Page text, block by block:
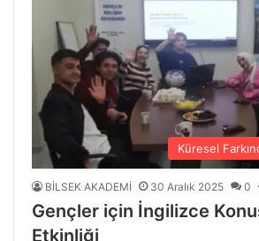
Küresel
BİLSEK AKADEMİ 30 Aralık 2025 0
Gençler için İngilizce
Etkinliği